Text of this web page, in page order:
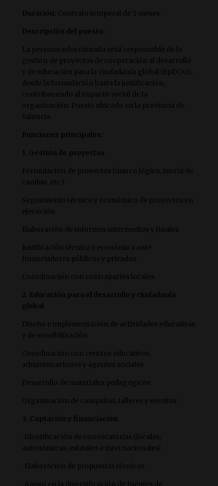
Duración: Contrato temporal de 5 meses.
Descripción del puesto:
La persona seleccionada será responsable de la
gestión de proyectos de cooperación al desarrollo
y de educación para la ciudadanía global (EpDCG),
desde la formulación hasta la justificación,
contribuyendo al impacto social de la
organización. Puesto ubicado en la provincia de
Valencia.
Funciones principales:
1. Gestión de proyectos
Formulación de proyectos (marco lógico, teoría de
cambio, etc.)
Seguimiento técnico y económico de proyectos en
ejecución
Elaboración de informes intermedios y finales
Justificación técnica y económica ante
financiadores públicos y privados
Coordinación con contrapartes locales.
2. Educación para el desarrollo y ciudadanía
global
Diseño e implementación de actividades educativas
y de sensibilización
Coordinación con centros educativos,
administraciones y agentes sociales
Desarrollo de materiales pedagógicos
Organización de campañas, talleres y eventos
3. Captación y financiación
· Identificación de convocatorias (locales,
autonómicas, estatales e internacionales)
· Elaboración de propuestas técnicas
· Apoyo en la diversificación de fuentes de